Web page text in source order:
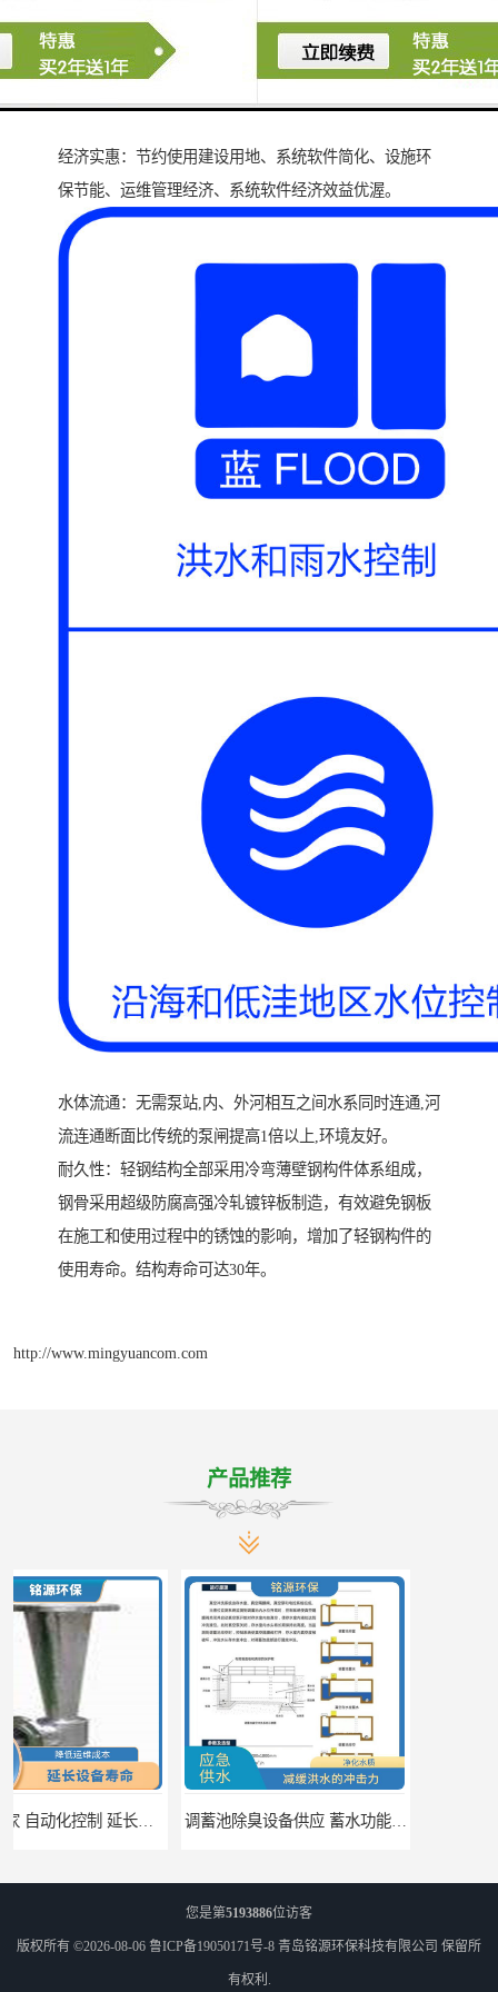
经济实惠：节约使用建设用地、系统软件简化、设施环
保节能、运维管理经济、系统软件经济效益优渥。
水体流通：无需泵站,内、外河相互之间水系同时连通,河
流连通断面比传统的泵闸提高1倍以上,环境友好。
耐久性：轻钢结构全部采用冷弯薄壁钢构件体系组成，
钢骨采用超级防腐高强冷轧镀锌板制造，有效避免钢板
在施工和使用过程中的锈蚀的影响，增加了轻钢构件的
使用寿命。结构寿命可达30年。
http://www.mingyuancom.com
产品推荐
调蓄池除臭设备供应 蓄水功能 暂时储存大量雨水
您是第5193886位访客
版权所有 ©2026-08-06 鲁ICP备19050171号-8 青岛铭源环保科技有限公司 保留所
有权利.